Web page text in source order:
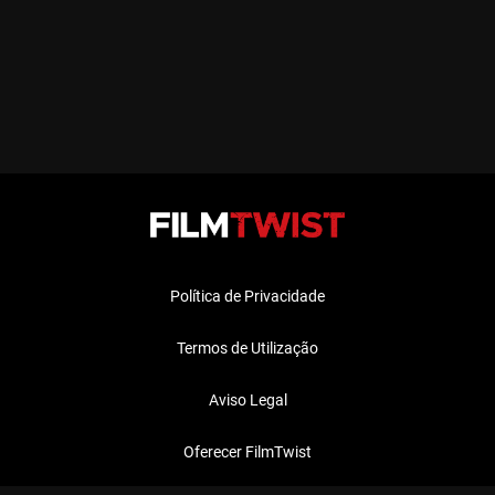
Política de Privacidade
Termos de Utilização
Aviso Legal
Oferecer FilmTwist